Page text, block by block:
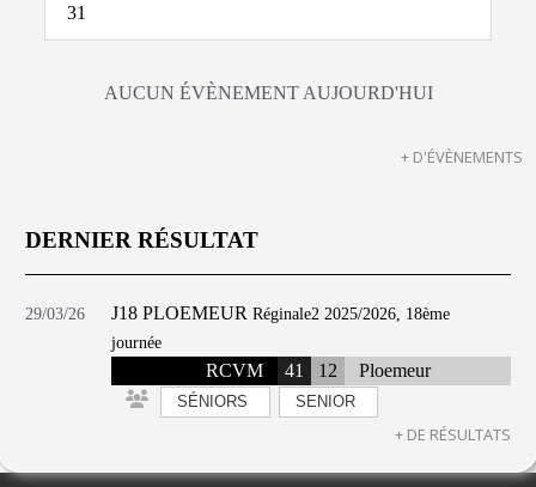
31
AUCUN ÉVÈNEMENT AUJOURD'HUI
+ D'ÉVÈNEMENTS
DERNIER RÉSULTAT
29/03/26 J18 PLOEMEUR Réginale2 2025/2026, 18ème
journée
RCVM 41 12 Ploemeur
SÉNIORS SENIOR
+ DE RÉSULTATS